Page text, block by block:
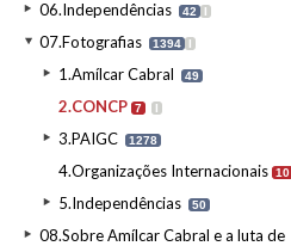
06.Independências 42 I
07.Fotografias 1394 I
1.Amílcar Cabral 49
2.CONCP 7 I
3.PAIGC 1278
4.Organizações Internacionais 10
5.Independências 50
08.Sobre Amílcar Cabral e a luta de